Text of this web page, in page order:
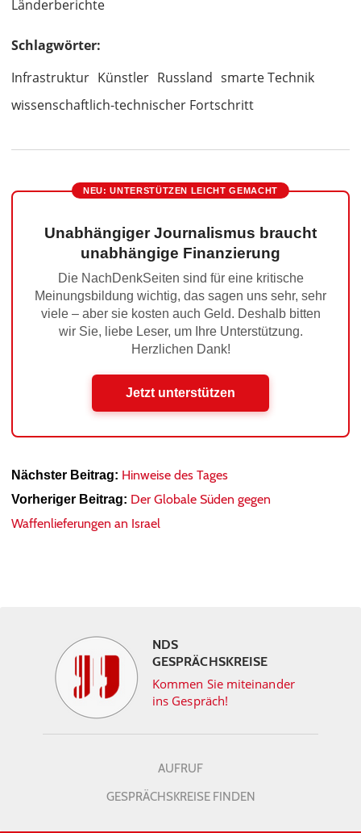
Länderberichte
Schlagwörter:
Infrastruktur Künstler Russland smarte Technik
wissenschaftlich-technischer Fortschritt
NEU: UNTERSTÜTZEN LEICHT GEMACHT
Unabhängiger Journalismus braucht
unabhängige Finanzierung
Die NachDenkSeiten sind für eine kritische
Meinungsbildung wichtig, das sagen uns sehr, sehr
viele – aber sie kosten auch Geld. Deshalb bitten
wir Sie, liebe Leser, um Ihre Unterstützung.
Herzlichen Dank!
Jetzt unterstützen
Nächster Beitrag: Hinweise des Tages
Vorheriger Beitrag: Der Globale Süden gegen
Waffenlieferungen an Israel
NDS
GESPRÄCHSKREISE
Kommen Sie miteinander
ins Gespräch!
AUFRUF
GESPRÄCHSKREISE FINDEN